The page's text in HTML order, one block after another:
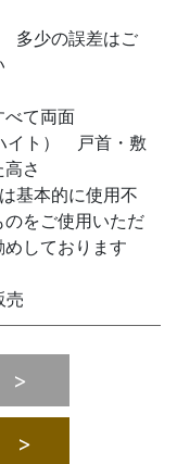
多少の誤差はご
べて両面
イト） 戸首・敷
さ
基本的に使用不
をご使用いただ
めしております
売
>
>